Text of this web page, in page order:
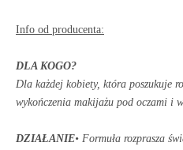
Info od producenta:
DLA KOGO?
Dla każdej kobiety, która poszukuje
wykończenia makijażu pod oczami i
DZIAŁANIE• Formuła rozprasza